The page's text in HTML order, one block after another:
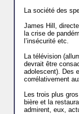
La société des
James Hill,
la crise de
l’insécurité etc.
La télévision
devrait être
adolescent). Des
corrélativement
Les trois plus
bière et la
admirent, eux,